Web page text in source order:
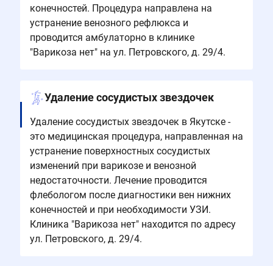
конечностей. Процедура направлена на
устранение венозного рефлюкса и
проводится амбулаторно в клинике
"Варикоза нет" на ул. Петровского, д. 29/4.
Удаление сосудистых звездочек
Удаление сосудистых звездочек в Якутске -
это медицинская процедура, направленная на
устранение поверхностных сосудистых
изменений при варикозе и венозной
недостаточности. Лечение проводится
флебологом после диагностики вен нижних
конечностей и при необходимости УЗИ.
Клиника "Варикоза нет" находится по адресу
ул. Петровского, д. 29/4.